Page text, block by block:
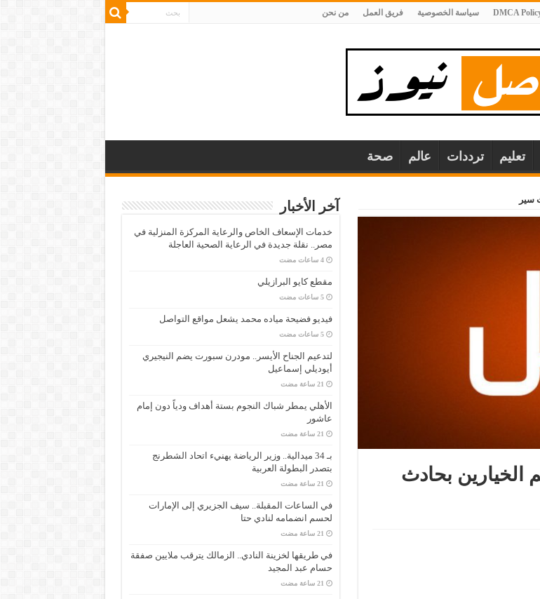
سياسة الخصوصية فريق العمل من نحن
تعليم ترددات عالم صحة
سير
الخيارين بحادث
آخر الأخبار
خدمات الإسعاف الخاص والرعاية المركزة المنزلية في
مصر.. نقلة جديدة في الرعاية الصحية العاجلة
‏4 ساعات مضت
مقطع كايو البرازيلي
‏5 ساعات مضت
فيديو فضيحة مياده محمد يشعل مواقع التواصل
‏5 ساعات مضت
لتدعيم الجناح الأيسر.. مودرن سبورت يضم النيجيري
أيوديلي إسماعيل
الأهلي يمطر شباك النجوم بستة أهداف ودياً دون إمام
عاشور
بـ 34 ميدالية.. وزير الرياضة يهنيء اتحاد الشطرنج
بتصدر البطولة العربية
في الساعات المقبلة.. سيف الجزيري إلى الإمارات
لحسم انضمامه لنادي حتا
في طريقها لخزينة النادي.. الزمالك يترقب ملايين صفقة
حسام عبد المجيد